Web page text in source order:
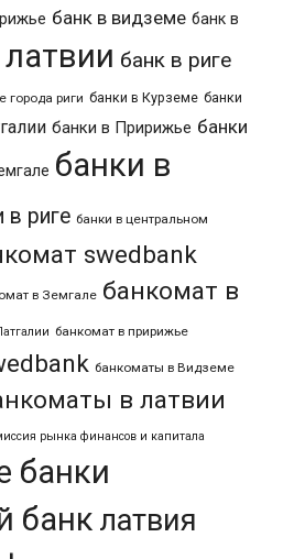
банк в видземе банк в
банк в риге
города риги банки в Курземе банки
банки в Пририжье банки
банки в
в риге банки в центральном
swedbank
в Земгале банкомат в
банкомат в пририжье
банкоматы в Видземе
в латвии
рынка финансов и капитала
банки
банк латвия